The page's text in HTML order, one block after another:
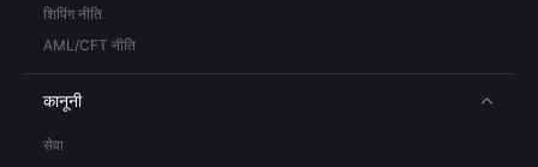
शिपिंग नीति
AML/CFT नीति
कानूनी
सेवा